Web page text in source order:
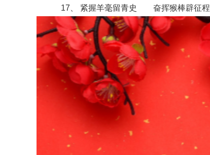
17、 紧握羊毫留青史 奋挥猴棒辟征程